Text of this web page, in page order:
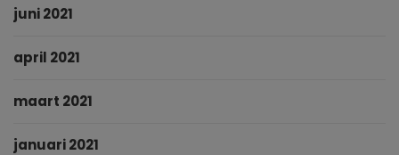
juni 2021
april 2021
maart 2021
januari 2021